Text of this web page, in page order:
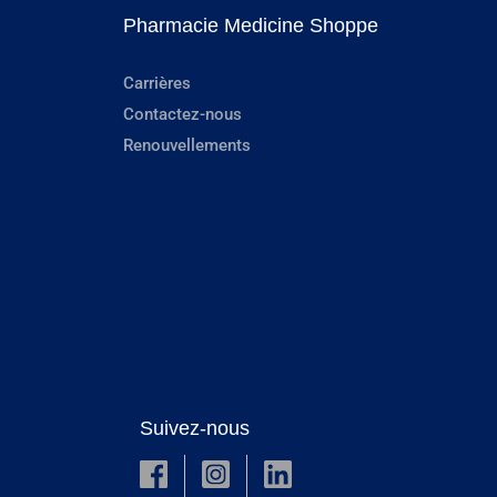
Pharmacie Medicine Shoppe
Carrières
Contactez-nous
Renouvellements
Suivez-nous